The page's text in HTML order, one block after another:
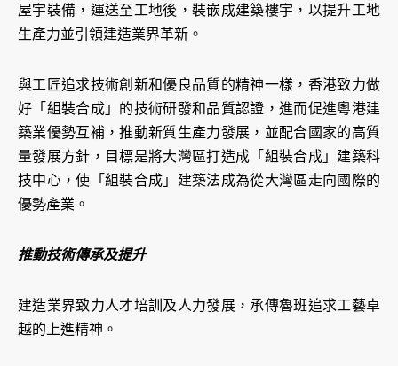
屋宇裝備，運送至工地後，裝嵌成建築樓宇，以提升工地
生產力並引領建造業界革新。
與工匠追求技術創新和優良品質的精神一樣，香港致力做
好「組裝合成」的技術研發和品質認證，進而促進粵港建
築業優勢互補，推動新質生產力發展，並配合國家的高質
量發展方針，目標是將大灣區打造成「組裝合成」建築科
技中心，使「組裝合成」建築法成為從大灣區走向國際的
優勢產業。
推動技術傳承及提升
建造業界致力人才培訓及人力發展，承傳魯班追求工藝卓
越的上進精神。